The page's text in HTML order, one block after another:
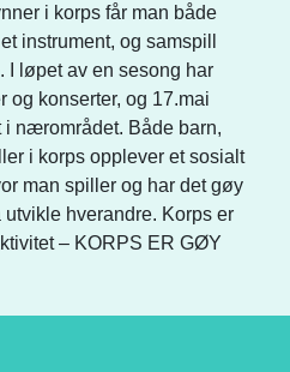
i korps får man både
instrument, og samspill
I løpet av en sesong har
og konserter, og 17.mai
i nærområdet. Både barn,
i korps opplever et sosialt
man spiller og har det gøy
hverandre. Korps er
– KORPS ER GØY